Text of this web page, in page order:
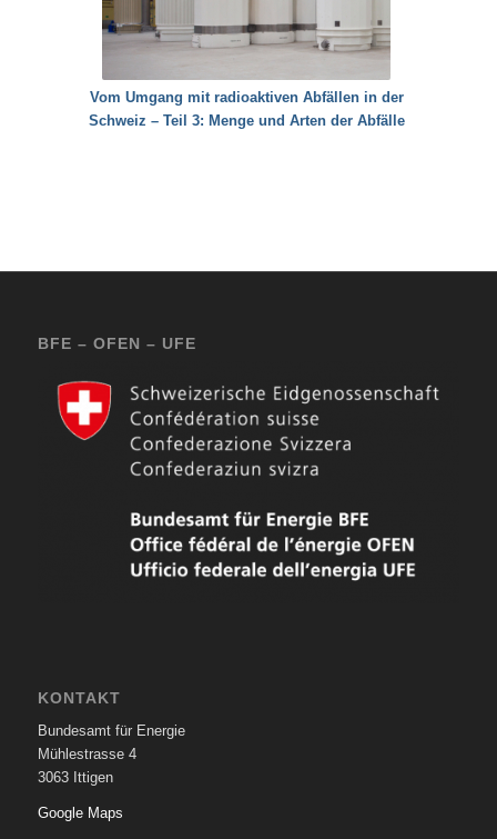
Vom Umgang mit radioaktiven Abfällen in der
Schweiz – Teil 3: Menge und Arten der Abfälle
BFE – OFEN – UFE
KONTAKT
Bundesamt für Energie
Mühlestrasse 4
3063 Ittigen
Google Maps